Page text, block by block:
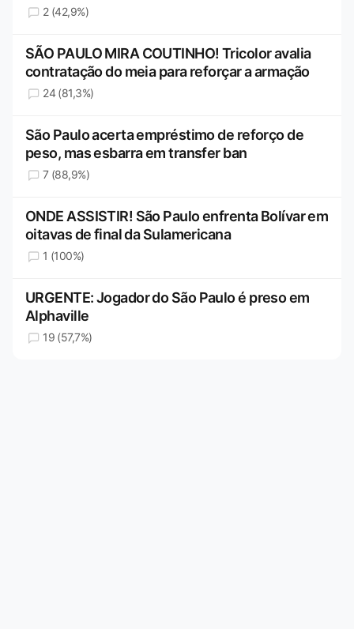
2 (42,9%)
SÃO PAULO MIRA COUTINHO! Tricolor avalia
contratação do meia para reforçar a armação
24 (81,3%)
São Paulo acerta empréstimo de reforço de
peso, mas esbarra em transfer ban
7 (88,9%)
ONDE ASSISTIR! São Paulo enfrenta Bolívar em
oitavas de final da Sulamericana
1 (100%)
URGENTE: Jogador do São Paulo é preso em
Alphaville
19 (57,7%)